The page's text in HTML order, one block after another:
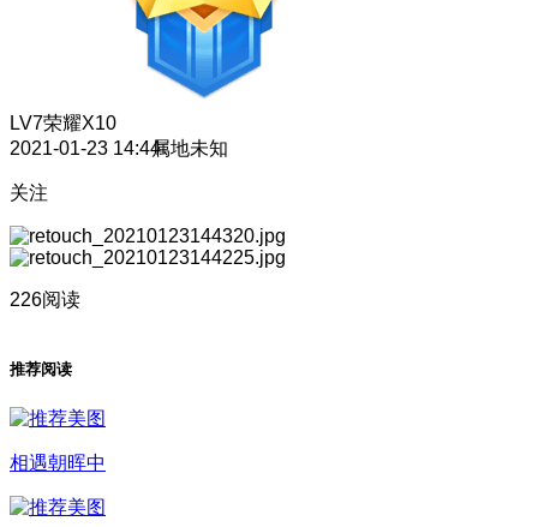
LV7荣耀X10
2021-01-23 14:44属地未知
关注
226阅读
推荐阅读
相遇朝晖中